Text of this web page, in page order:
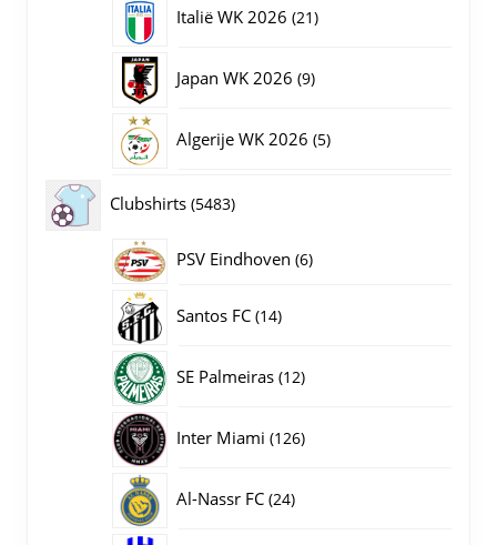
Italië WK 2026 2121
Japan WK 2026 99
Algerije WK 2026 55
Clubshirts 54835483
producten
PSV Eindhoven 66
Santos FC 1414
SE Palmeiras 1212
Inter Miami 126126
Al-Nassr FC 2424